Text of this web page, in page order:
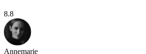
8.8
Annemarie